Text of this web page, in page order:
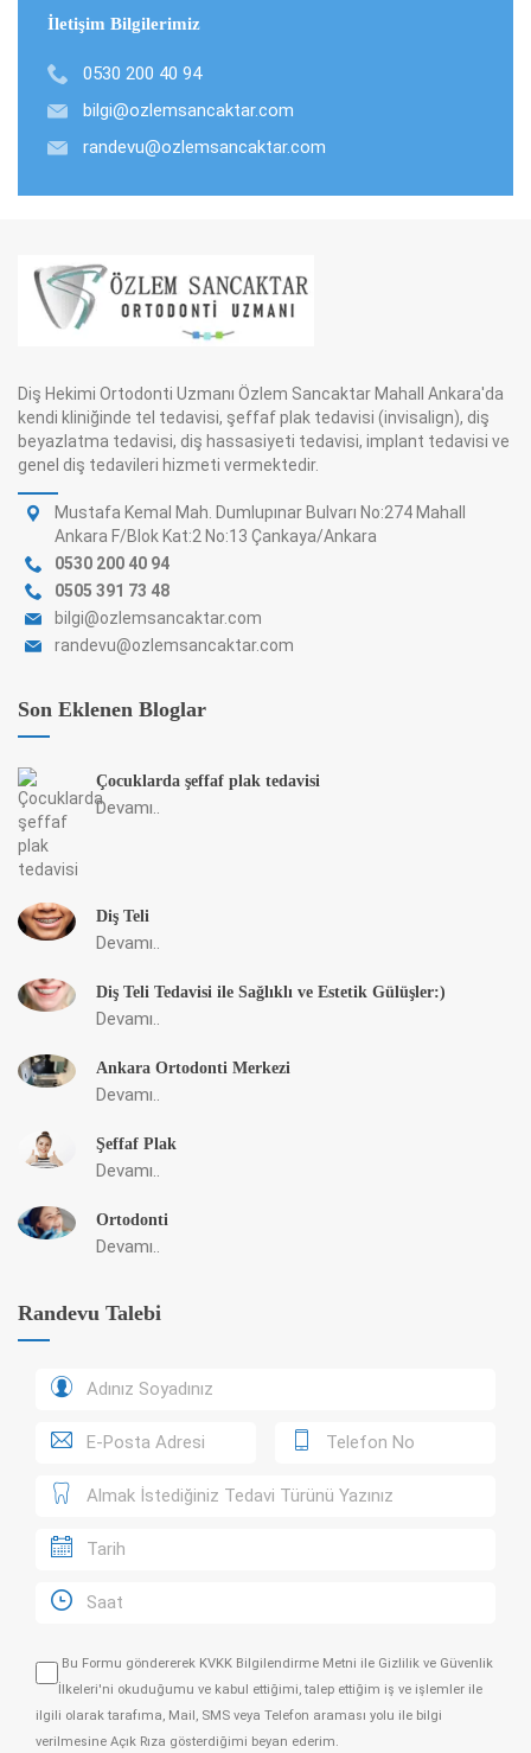
İletişim Bilgilerimiz
0530 200 40 94
bilgi@ozlemsancaktar.com
randevu@ozlemsancaktar.com
Diş Hekimi Ortodonti Uzmanı Özlem Sancaktar Mahall Ankara'da
kendi kliniğinde tel tedavisi, şeffaf plak tedavisi (invisalign), diş
beyazlatma tedavisi, diş hassasiyeti tedavisi, implant tedavisi ve
genel diş tedavileri hizmeti vermektedir.
Mustafa Kemal Mah. Dumlupınar Bulvarı No:274 Mahall
Ankara F/Blok Kat:2 No:13 Çankaya/Ankara
0530 200 40 94
0505 391 73 48
bilgi@ozlemsancaktar.com
randevu@ozlemsancaktar.com
Son Eklenen Bloglar
Çocuklarda şeffaf plak tedavisi
Devamı..
Diş Teli
Devamı..
Diş Teli Tedavisi ile Sağlıklı ve Estetik Gülüşler:)
Devamı..
Ankara Ortodonti Merkezi
Devamı..
Şeffaf Plak
Devamı..
Ortodonti
Devamı..
Randevu Talebi
Bu Formu göndererek KVKK Bilgilendirme Metni ile Gizlilik ve Güvenlik
İlkeleri'ni okuduğumu ve kabul ettiğimi, talep ettiğim iş ve işlemler ile
ilgili olarak tarafıma, Mail, SMS veya Telefon araması yolu ile bilgi
verilmesine Açık Rıza gösterdiğimi beyan ederim.